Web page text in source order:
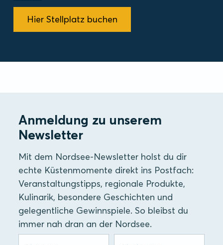
Hier Stellplatz buchen
Anmeldung zu unserem
Newsletter
Mit dem Nordsee-Newsletter holst du dir
echte Küstenmomente direkt ins Postfach:
Veranstaltungstipps, regionale Produkte,
Kulinarik, besondere Geschichten und
gelegentliche Gewinnspiele. So bleibst du
immer nah dran an der Nordsee.